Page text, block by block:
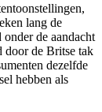
lang de
de aandacht
door de Britse tak
dezelfde
hebben als